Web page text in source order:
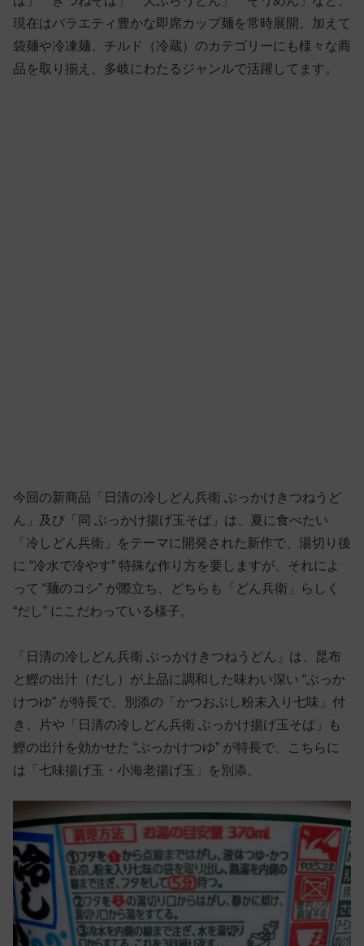
現在はバラエティ豊かな即席カップ麺を常時展開。加えて
袋麺や冷凍麺、チルド（冷蔵）のカテゴリーにも様々な商
品を取り揃え、多岐にわたるジャンルで活躍してます。
今回の新商品「日清の冷しどん兵衛 ぶっかけきつねうど
ん」及び「同 ぶっかけ揚げ玉そば」は、夏に食べたい
「冷しどん兵衛」をテーマに開発された新作で、湯切り後
に “冷水で冷やす” 特殊な作り方を要しますが、それによ
って “麺のコシ” が際立ち、どちらも「どん兵衛」らしく
“だし” にこだわっている様子。
「日清の冷しどん兵衛 ぶっかけきつねうどん」は、昆布
と鰹の出汁（だし）が上品に調和した味わい深い “ぶっか
けつゆ” が特長で、別添の「かつおぶし粉末入り七味」付
き。片や「日清の冷しどん兵衛 ぶっかけ揚げ玉そば」も
鰹の出汁を効かせた “ぶっかけつゆ” が特長で、こちらに
は「七味揚げ玉・小海老揚げ玉」を別添。